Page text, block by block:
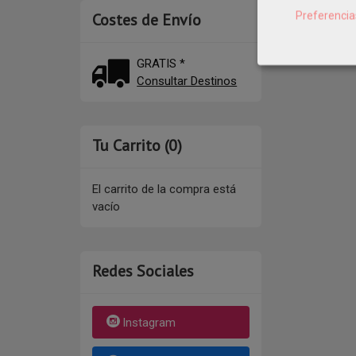
Costes de Envío
GRATIS *
Consultar Destinos
Tu Carrito (0)
El carrito de la compra está
vacío
Redes Sociales
Instagram